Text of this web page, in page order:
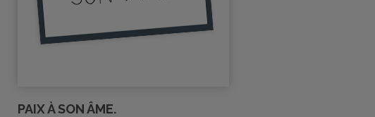
PAIX À SON ÂME.